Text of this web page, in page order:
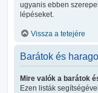
ugyanis ebben
lépéseket.
Vissza a tetejére
Barátok és
Mire valók a barátok
Ezen listák